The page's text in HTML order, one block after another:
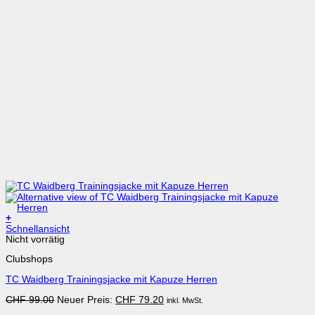
+
Dieses
Produkt
mehrere
auf.
Optionen
Schnellansicht
Nicht vorrätig
Clubshops
TC Waidberg Trainingsjacke mit Kapuze Herren
CHF99.00 Ursprünglicher
Neuer Preis: CHF 79.20Aktueller
inkl. MwSt.